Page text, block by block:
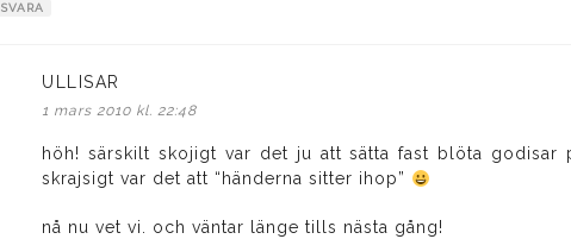
SVARA
ULLISAR
1 mars 2010 kl. 22:48
höh! särskilt skojigt var det ju att sätta fast blöta
skrajsigt var det att “händerna sitter ihop”
nå nu vet vi. och väntar länge tills nästa gång!